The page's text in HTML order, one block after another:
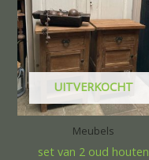
UITVERKOCHT
Meubels
set van 2 oud houten